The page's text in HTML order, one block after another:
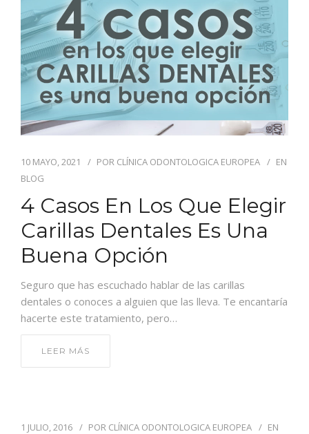
CONTACTO
10 MAYO, 2021 POR CLÍNICA ODONTOLOGICA EUROPEA
EN
BLOG
4 Casos En Los Que Elegir
Carillas Dentales Es Una
Buena Opción
Seguro que has escuchado hablar de las carillas
dentales o conoces a alguien que las lleva. Te encantaría
hacerte este tratamiento, pero…
LEER MÁS
1 JULIO, 2016 POR CLÍNICA ODONTOLOGICA EUROPEA
EN